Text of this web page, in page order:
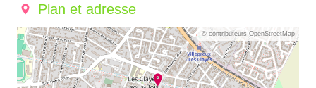
Plan et adresse
© contributeurs OpenStreetMap